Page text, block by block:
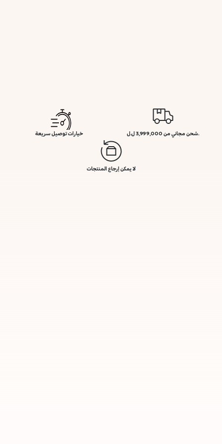
.شحن مجاني من 3,999,000 ل.ل خيارات توصيل سريعة
لا يمكن إرجاع المنتجات